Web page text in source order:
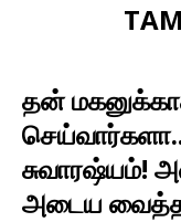
தன்
சுவாரஷ்யம்!
அடைய